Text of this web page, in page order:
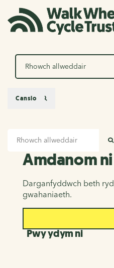
Chwilio
Amdanom ni
Amdanom ni
Darganfyddwch beth
gwahaniaeth.
Pwy ydym ni
Canslo